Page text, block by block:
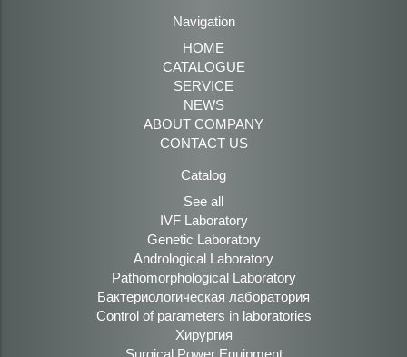
Navigation
HOME
CATALOGUE
SERVICE
NEWS
ABOUT COMPANY
CONTACT US
Catalog
See all
IVF Laboratory
Genetic Laboratory
Andrological Laboratory
Pathomorphological Laboratory
Бактериологическая лаборатория
Control of parameters in laboratories
Хирургия
Surgical Power Equipment